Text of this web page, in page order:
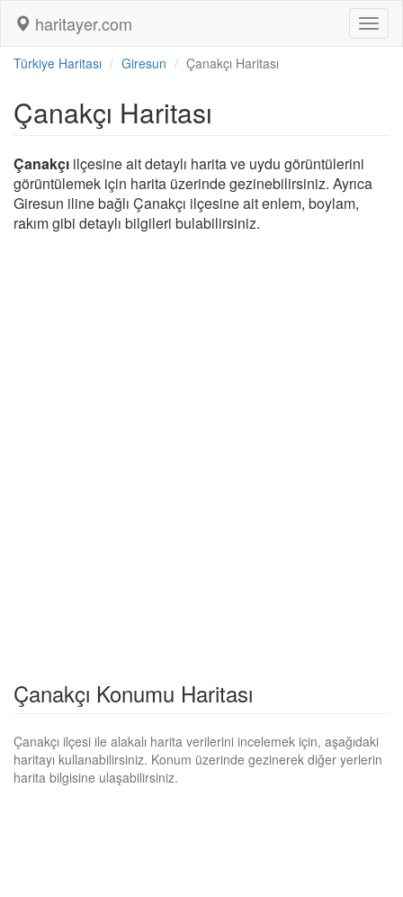
haritayer.com
Türkiye Haritası Giresun Çanakçı Haritası
Çanakçı Haritası
Çanakçı ilçesine ait detaylı harita ve uydu görüntülerini
görüntülemek için harita üzerinde gezinebilirsiniz. Ayrıca
Giresun iline bağlı Çanakçı ilçesine ait enlem, boylam,
rakım gibi detaylı bilgileri bulabilirsiniz.
Çanakçı Konumu Haritası
Çanakçı ilçesi ile alakalı harita verilerini incelemek için, aşağıdaki
haritayı kullanabilirsiniz. Konum üzerinde gezinerek diğer yerlerin
harita bilgisine ulaşabilirsiniz.